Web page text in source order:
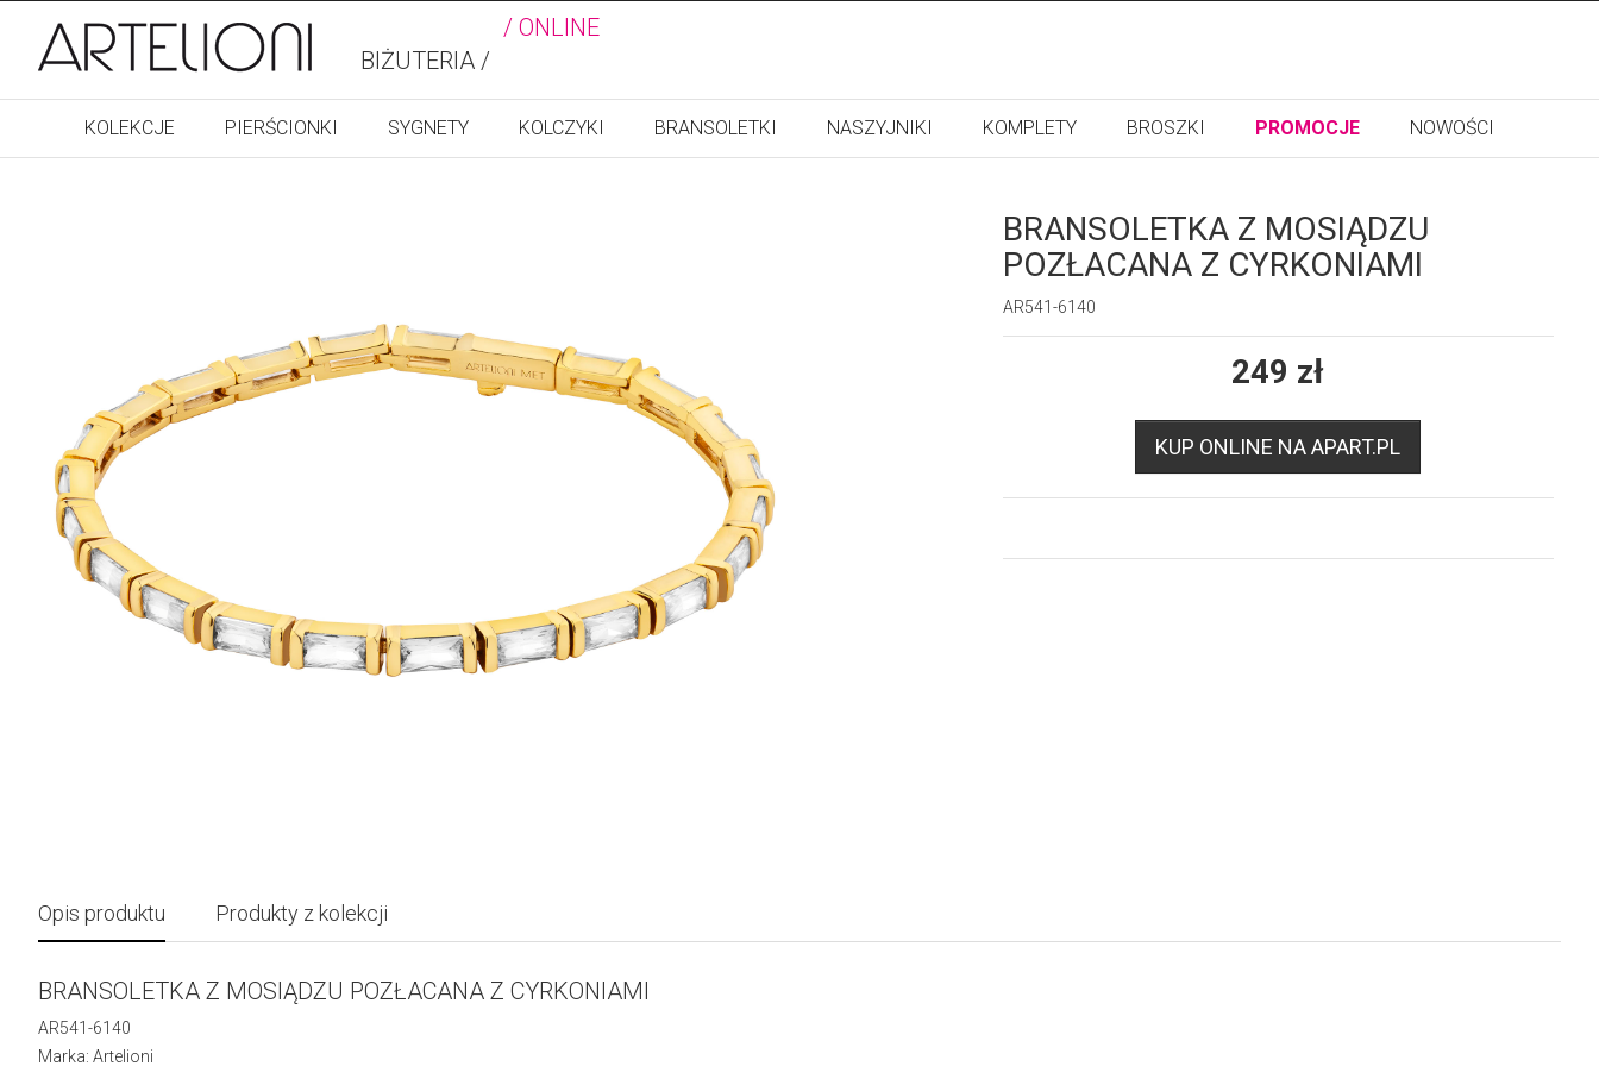
/ ONLINE
BIŻUTERIA /
KOLEKCJE PIERŚCIONKI SYGNETY KOLCZYKI BRANSOLETKI NASZYJNIKI KOMPLETY BROSZKI PROMOCJE NOWOŚCI
BRANSOLETKA Z MOSIĄDZU
POZŁACANA Z CYRKONIAMI
AR541-6140
249 zł
KUP ONLINE NA APART.PL
Opis produktu Produkty z kolekcji
BRANSOLETKA Z MOSIĄDZU POZŁACANA Z CYRKONIAMI
AR541-6140
Marka: Artelioni